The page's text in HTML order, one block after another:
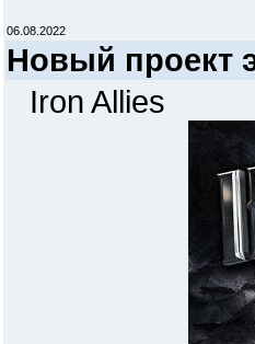
06.08.2022
Новый проект
Iron Allies